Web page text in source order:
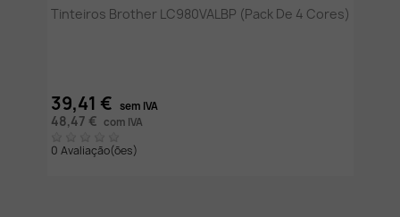
Tinteiros Brother LC980VALBP (pack De 4 Cores)
39,41 € sem IVA
48,47 € com IVA
0 Avaliação(ões)